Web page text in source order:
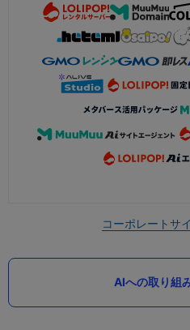
コーポレートサ
AIへの取り組